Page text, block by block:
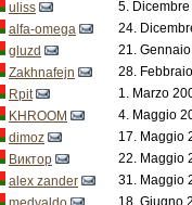
uliss
5.
alfa-omega
24.
gluzd
21.
Zakhnafejn
28.
Rpit
1. Marzo
KHROOM
4. Maggio
dimoz
17. Maggio
Виктор
22. Maggio
alex zander
31. Maggio
18. Giugno